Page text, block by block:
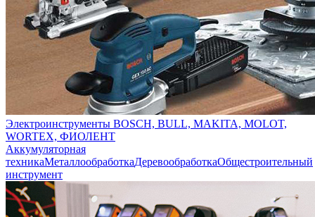
Электроинструменты BOSCH, BULL, MAKITA, MOLOT,
WORTEX, ФИОЛЕНТ
Аккумуляторная
техникаМеталлообработкаДеревообработкаОбщестроительный
инструмент